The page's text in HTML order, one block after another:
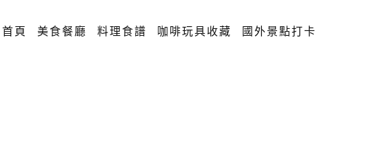
首頁 美食餐廳 料理食譜 咖啡玩具收藏 國外景點打卡